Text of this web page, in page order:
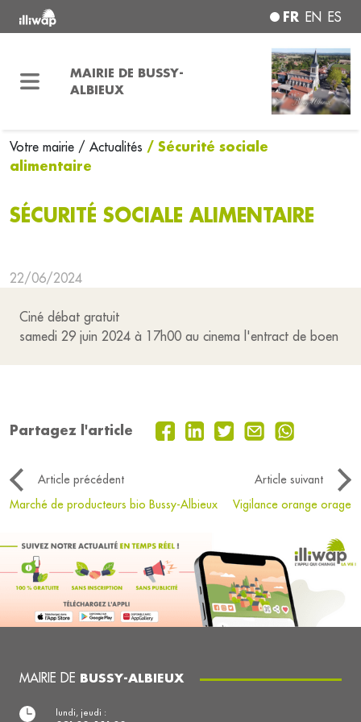
FR EN ES
MAIRIE DE BUSSY-
ALBIEUX
Votre mairie / Actualités / Sécurité sociale
alimentaire
SÉCURITÉ SOCIALE ALIMENTAIRE
22/06/2024
Ciné débat gratuit
samedi 29 juin 2024 à 17h00 au cinema l'entract de boen
Partagez l'article
Article précédent
Article suivant
Marché de producteurs bio Bussy-Albieux
Vigilance orange orage
MAIRIE DE BUSSY-ALBIEUX
lundi, jeudi :